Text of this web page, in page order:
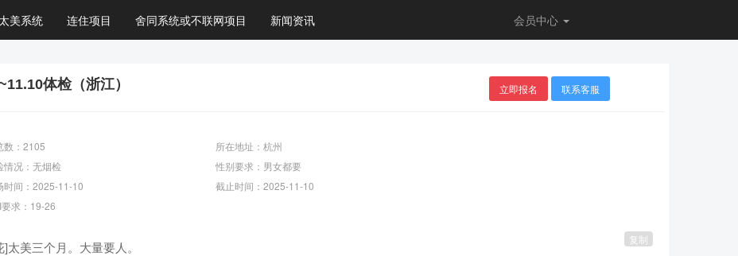
太美系统 连住项目 舍同系统或不联网项目 新闻资讯 会员中心
体检（浙江） 立即报名 联系客服
数：2105
所在地址：杭州
情况：无烟检
性别要求：男女都要
时间：2025-11-10
截止时间：2025-11-10
要求：19-26
美三个月。大量要人。
复制